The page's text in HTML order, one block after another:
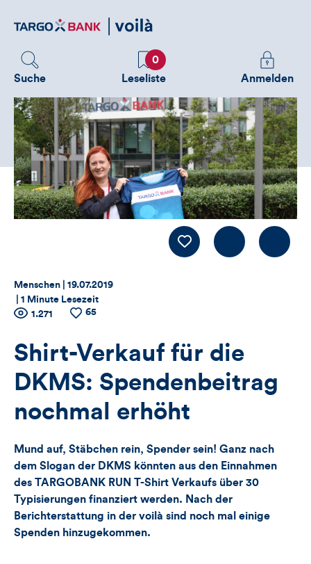
zum
Suche
Favoriten
0
Leseliste
Melden
Sie
an
um
zusätzliche
zu
sehen
Anmelden
LIKE Kommentieren
Thema:
Menschen | Datum:
19.07.2019
1 Minute Lesezeit
Zähler
für
Views,
Likes
Kommentare
dieses
Artikels
Anzahl
Views
1.271
Anzahl
Likes
65
Shirt-Verkauf für die
DKMS: Spendenbeitrag
nochmal erhöht
Mund auf, Stäbchen rein, Spender sein! Ganz nach
dem Slogan der DKMS könnten aus den Einnahmen
des TARGOBANK RUN T-Shirt Verkaufs über 30
Typisierungen finanziert werden. Nach der
Berichterstattung in der voilà sind noch mal einige
Spenden hinzugekommen.